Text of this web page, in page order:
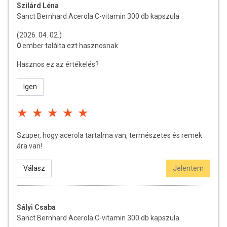
Minőségét megőrzi: Lásd a csomagoláson feltüntetett időpontot.
Forgalmazza: ODP Vital Kft.
A termék nem helyettesíti a kiegyensúlyozott, vegyes étrendet és az
egészséges életmódot! A termék nem gyógyít betegségeket! A termék
használatát beszélje meg kezelőorvosával. Az ajánlott napi
összetevők bármelyikére érzékeny vagy allergiás! Kisgyermektől
elzárva tartandó!
Szilárd Léna
Sanct Bernhard Acerola C-vitamin 300 db kapszula
(2026. 04. 02.)
0ember találta ezt hasznosnak
Hasznos ez az értékelés?
Igen
Szuper, hogy acerola tartalma van, természetes és remek
ára van!
Válasz Jelentem
Sályi Csaba
Sanct Bernhard Acerola C-vitamin 300 db kapszula